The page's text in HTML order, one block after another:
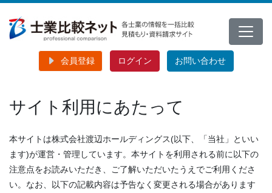
会員登録 ログイン お問い合わせ
サイト利用にあたって
本サイトは株式会社渡辺ホールディングス(以下、「当社」といい
ます)が運営・管理しています。本サイトを利用される前に以下の
注意点をお読みいただき、ご了解いただいたうえでご利用くださ
い。なお、以下の記載内容は予告なく変更される場合があります